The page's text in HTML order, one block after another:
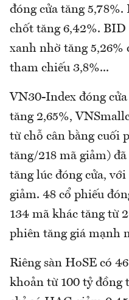
đóng cửa tăng
chốt tăng 6,42%. BID
xanh nhờ tăng 5,26%
tham chiếu 3,8%...
VN30-Index đóng
tăng 2,65%,
từ chỗ cân bằng cuối
tăng/218 mã giảm)
tăng lúc đóng cửa,
giảm. 48 cổ phiếu
134 mã khác tăng từ
phiên tăng giá mạnh
Riêng sàn HoSE có
khoản từ 100 tỷ đồng